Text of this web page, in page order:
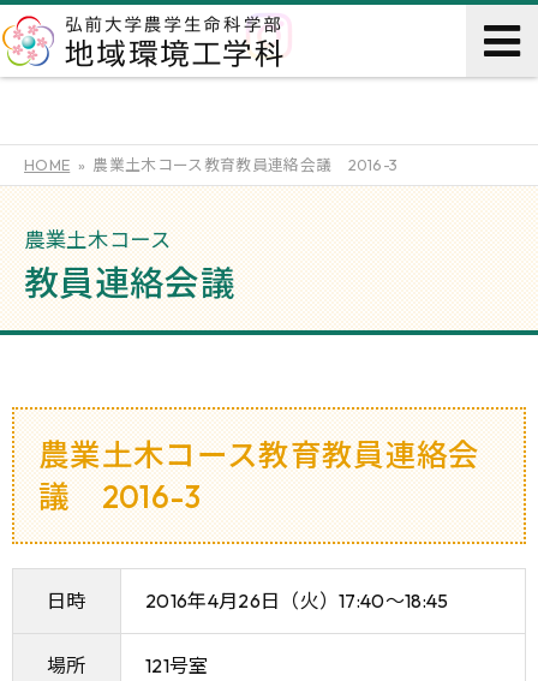
HOME 農業土木コース教育教員連絡会議 2016-3
農業土木コース
教員連絡会議
農業土木コース教育教員連絡会
議 2016-3
日時 2016年4月26日（火）17:40～18:45
場所 121号室